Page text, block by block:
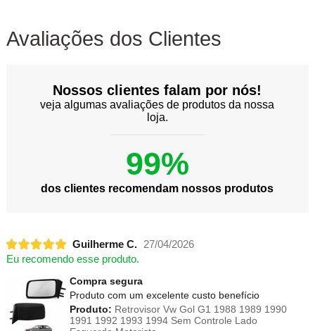
Avaliações dos Clientes
Nossos clientes falam por nós!
veja algumas avaliações de produtos da nossa
loja.
99%
dos clientes recomendam nossos produtos
Guilherme C.
27/04/2026
Eu recomendo esse produto.
Compra segura
Produto com um excelente custo benefício
Produto: Retrovisor Vw Gol G1 1988 1989 1990
1991 1992 1993 1994 Sem Controle Lado